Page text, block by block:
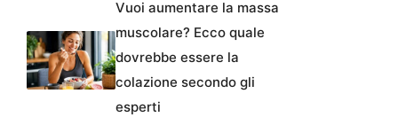
Vuoi aumentare la massa
muscolare? Ecco quale
dovrebbe essere la
colazione secondo gli
esperti